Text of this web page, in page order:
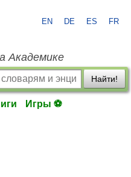
EN DE ES FR
Академике
Найти!
Игры ⚽